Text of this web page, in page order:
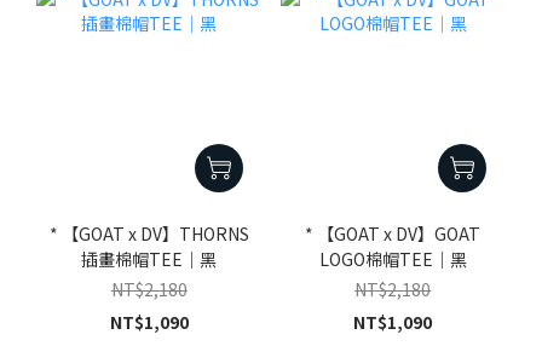
* 【GOAT x DV】THORNS
插畫棉帽TEE｜黑
NT$2,180
NT$1,090
* 【GOAT x DV】GOAT
LOGO棉帽TEE｜黑
NT$2,180
NT$1,090